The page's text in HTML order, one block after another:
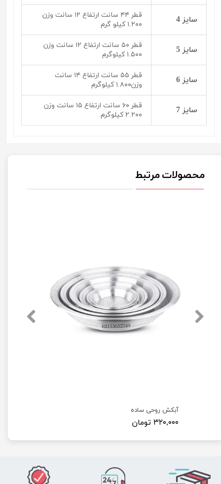
سایز 4
قطر ۴۴ سانت ارتفاع ۱۲ سانت وزن
۱.۲۰۰ کیلو گرم
سایز 5
قطر ۵۰ سانت ارتفاع ۱۲ سانت وزن
۱.۵۰۰ کیلوگرم
سایز 6
قطر ۵۵ سانت ارتفاع ۱۴ سانت
وزن۱.۸۰۰ کیلوگرم
سایز 7
قطر ۶۰ سانت ارتفاع ۱۵ سانت وزن
۲.۲۰۰ کیلوگرم
محصولات مرتبط
آبکش روحی ساده
۳۲۰,۰۰۰ تومان